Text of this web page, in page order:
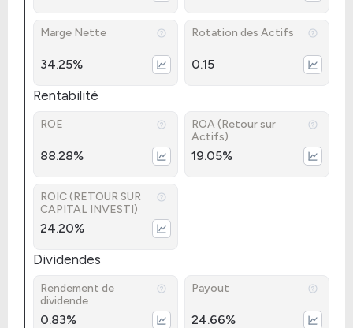
Marge Nette
34.25%
Rotation des Actifs
0.15
Rentabilité
ROE
88.28%
ROA (Retour sur
Actifs)
19.05%
ROIC (RETOUR SUR
CAPITAL INVESTI)
24.20%
Dividendes
Rendement de
dividende
0.83%
Payout
24.66%